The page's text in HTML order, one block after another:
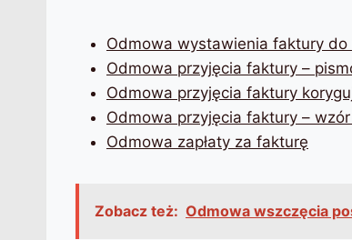
Odmowa wystawienia faktury do
Odmowa przyjęcia faktury –
Odmowa przyjęcia faktury
Odmowa przyjęcia faktury –
Odmowa zapłaty za fakturę
Zobacz też: Odmowa wszczęcia